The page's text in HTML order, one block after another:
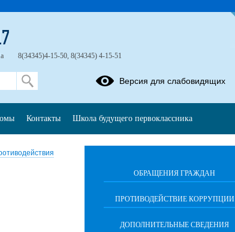
ОБРАЩЕНИЯ ГРАЖДАН
ПРОТИВОДЕЙСТВИЕ КОРРУПЦИИ
ДОПОЛНИТЕЛЬНЫЕ СВЕДЕНИЯ
8(34345)4-15-50, 8(34345) 4-15-51
Версия для слабовидящих
Контакты Школа будущего первоклассника